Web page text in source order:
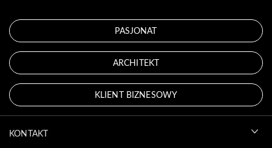
PASJONAT
ARCHITEKT
KLIENT BIZNESOWY
KONTAKT